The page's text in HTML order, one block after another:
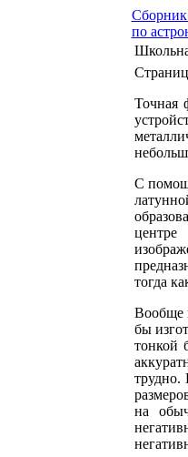
Сборник
по
Точная
С
тогда
Вообще
бы
тонкой
на